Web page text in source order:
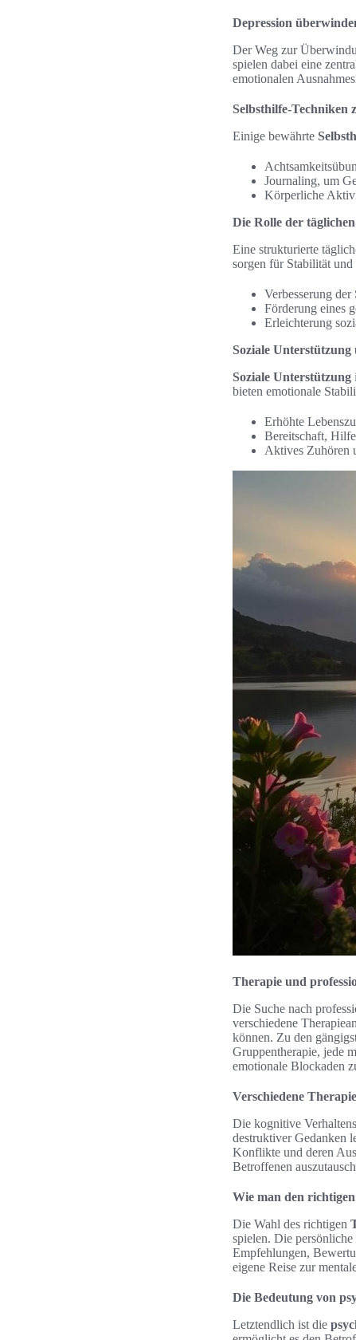
Depression
Der Weg zur
spielen dabei eine
emotionalen
Selbsthilfe-Techniken
Einige bewährte
Journaling, um
Körperliche
Die Rolle der
Eine strukturierte
sorgen für Stabilität
Verbesserung
Förderung eines
Erleichterung
Soziale
Soziale Unterstützung
bieten emotionale
Erhöhte
Bereitschaft,
Aktives Zuhören
Therapie und
Die Suche nach
verschiedene
können. Zu den
Gruppentherapie, jede
emotionale Blockaden
Verschiedene
Die kognitive
destruktiver Gedanken
Konflikte und deren
Betroffenen
Wie man den
Die Wahl des richtigen
spielen. Die
Empfehlungen,
eigene Reise zur
Die Bedeutung von
Letztendlich ist die